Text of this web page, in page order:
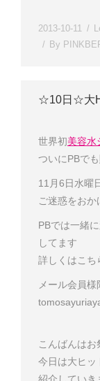
2013-10-11
By
☆10日☆大
世界初美容水
ついにPBで
11月6日水曜
ご迷惑をお
PBでは一緒
してます
詳しくはこち
メール会員様
tomosayuri
こんばんはお
今日は大ヒッ